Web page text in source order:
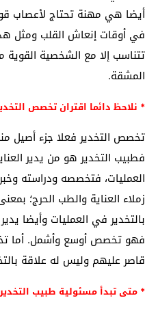
أيضا هي مهنة تحتاج لأعصاب
في أوقات إنعاش القلب ومثل
تتناسب إلا مع الشخصية القوية
المشقة.
* نلاحظ دائما اقتران تخصص
تخصص التخدير فعلا جزء أصيل
فطبيب التخدير هو من يدير
العمليات، فتخصصه ودراسته
زملاء العناية والطب الحرج؛
بالتخدير في العمليات وأيضا
فهو تخصص أوسع وأشمل. أما
قاصر عليهم وليس له علاقة
* متى تبدأ مسئولية طبيب